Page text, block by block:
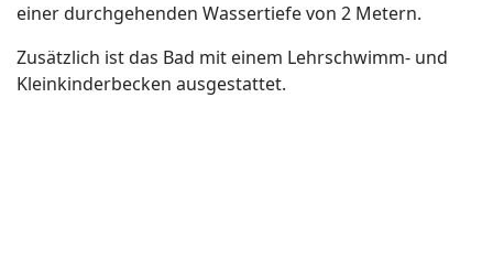
einer durchgehenden Wassertiefe von 2 Metern.
Zusätzlich ist das Bad mit einem Lehrschwimm- und
Kleinkinderbecken ausgestattet.